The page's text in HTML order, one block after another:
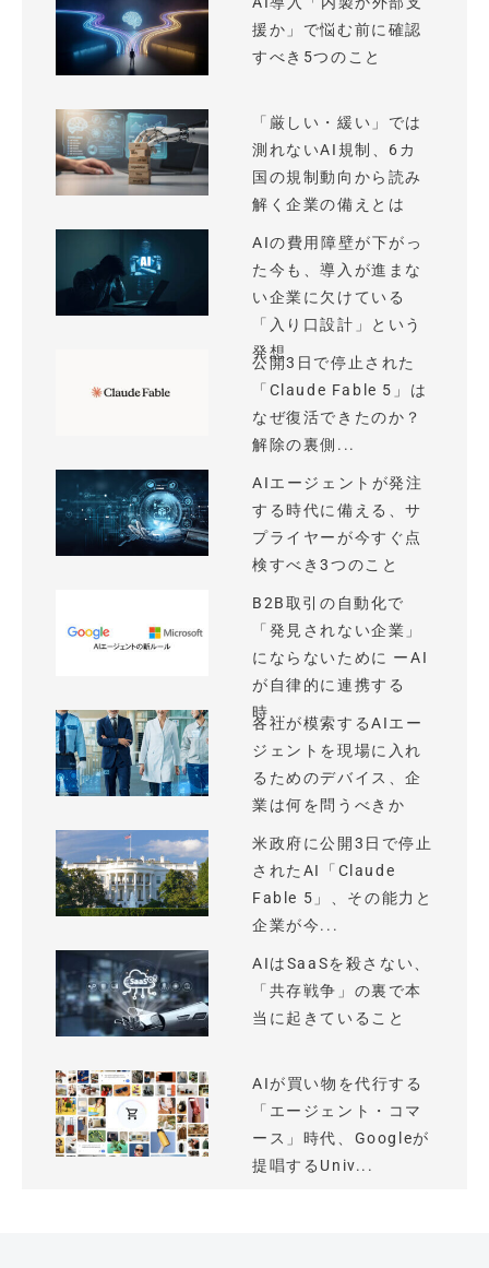
援か」で悩む前に確認
すべき5つのこと
「厳しい・緩い」では
測れないAI規制、6カ
国の規制動向から読み
解く企業の備えとは
AIの費用障壁が下がっ
た今も、導入が進まな
い企業に欠けている
「入り口設計」という
発想
公開3日で停止された
「Claude Fable 5」は
なぜ復活できたのか？
解除の裏側...
AIエージェントが発注
する時代に備える、サ
プライヤーが今すぐ点
検すべき3つのこと
B2B取引の自動化で
「発見されない企業」
にならないために ーAI
が自律的に連携する
時...
各社が模索するAIエー
ジェントを現場に入れ
るためのデバイス、企
業は何を問うべきか
米政府に公開3日で停止
されたAI「Claude
Fable 5」、その能力と
企業が今...
AIはSaaSを殺さない、
「共存戦争」の裏で本
当に起きていること
AIが買い物を代行する
「エージェント・コマ
ース」時代、Googleが
提唱するUniv...